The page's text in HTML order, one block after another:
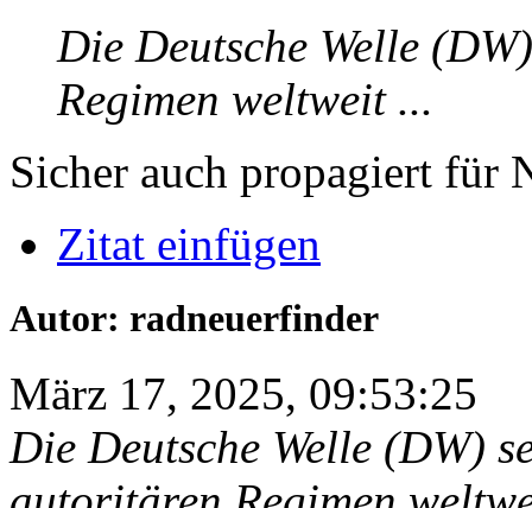
Die Deutsche Welle
Regimen weltweit ...
Sicher auch propagiert für
Zitat einfügen
Autor: radneuerfinder
März 17, 2025, 09:53:25
Die Deutsche Welle (DW)